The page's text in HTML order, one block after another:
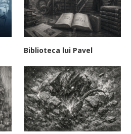
Biblioteca lui Pavel